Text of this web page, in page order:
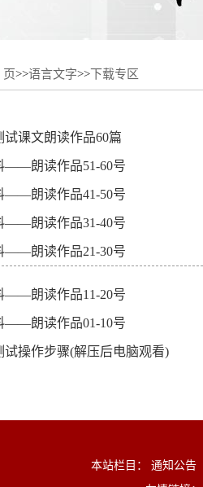
页>>语言文字>> 下载专区
试课文朗读作品60篇
——朗读作品51-60号
——朗读作品41-50号
——朗读作品31-40号
——朗读作品21-30号
——朗读作品11-20号
——朗读作品01-10号
试操作步骤(解压后电脑观看)
本站栏目： 通知公告